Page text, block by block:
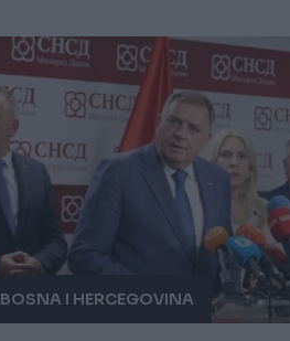
BOSNA I HERCEGOVINA